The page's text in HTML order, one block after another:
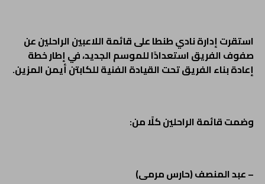
استقرت إدارة نادي طنطا على قائمة اللاعبين الراحلين عن
صفوف الفريق استعدادًا للموسم الجديد، في إطار خطة
إعادة بناء الفريق تحت القيادة الفنية للكابتن أيمن المزين.
وضمت قائمة الراحلين كلًا من:
– عبد المنصف (حارس مرمى)